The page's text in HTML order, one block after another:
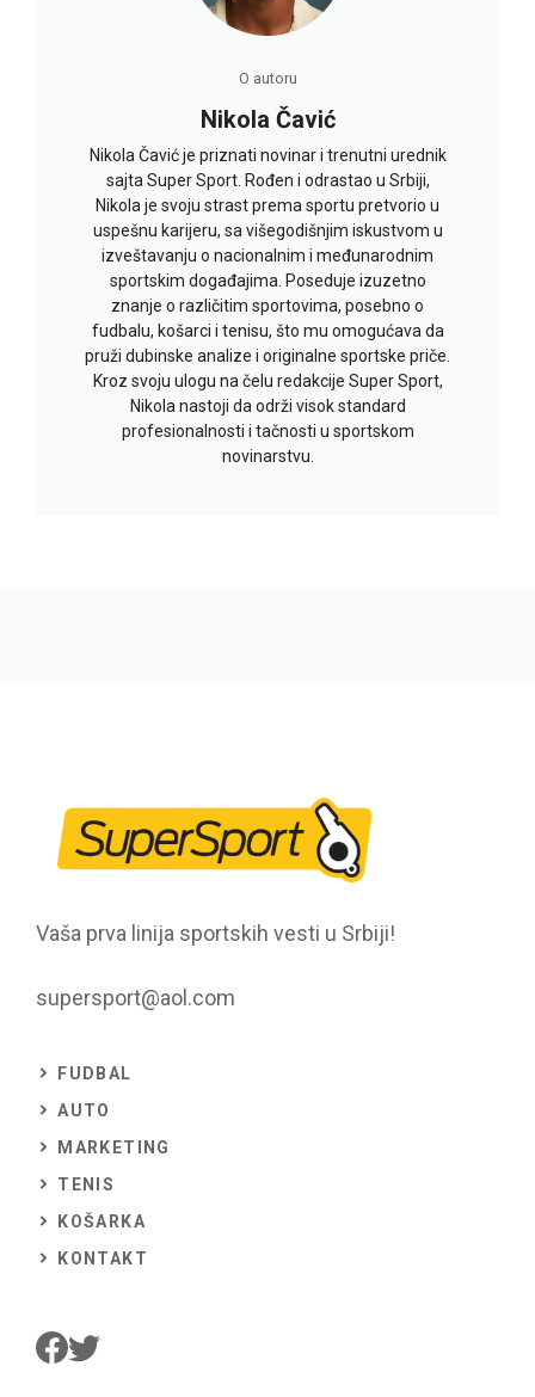
O autoru
Nikola Čavić
Nikola Čavić je priznati novinar i trenutni urednik
sajta Super Sport. Rođen i odrastao u Srbiji,
Nikola je svoju strast prema sportu pretvorio u
uspešnu karijeru, sa višegodišnjim iskustvom u
izveštavanju o nacionalnim i međunarodnim
sportskim događajima. Poseduje izuzetno
znanje o različitim sportovima, posebno o
fudbalu, košarci i tenisu, što mu omogućava da
pruži dubinske analize i originalne sportske priče.
Kroz svoju ulogu na čelu redakcije Super Sport,
Nikola nastoji da održi visok standard
profesionalnosti i tačnosti u sportskom
novinarstvu.
Vaša prva linija sportskih vesti u Srbiji!
supersport@aol.com
FUDBAL
AUTO
MARKETING
TENIS
KOŠARKA
KONTAKT